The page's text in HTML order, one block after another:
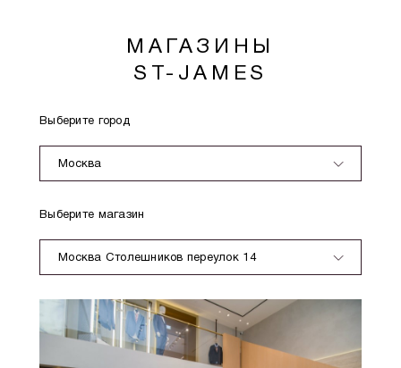
МАГАЗИНЫ
ST-JAMES
Выберите город
Москва
Выберите магазин
Москва Столешников переулок 14